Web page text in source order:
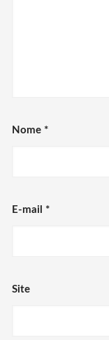
Nome *
E-mail *
Site